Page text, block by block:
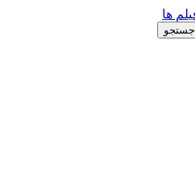
جستجو